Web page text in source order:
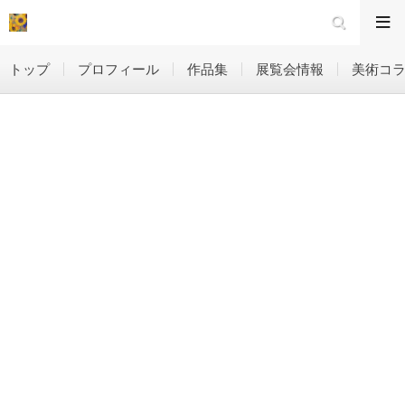
トップ プロフィール 作品集 展覧会情報 美術コ